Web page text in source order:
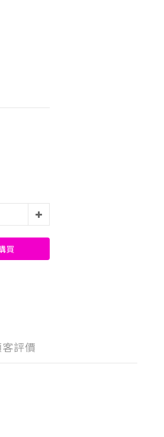
買
評價